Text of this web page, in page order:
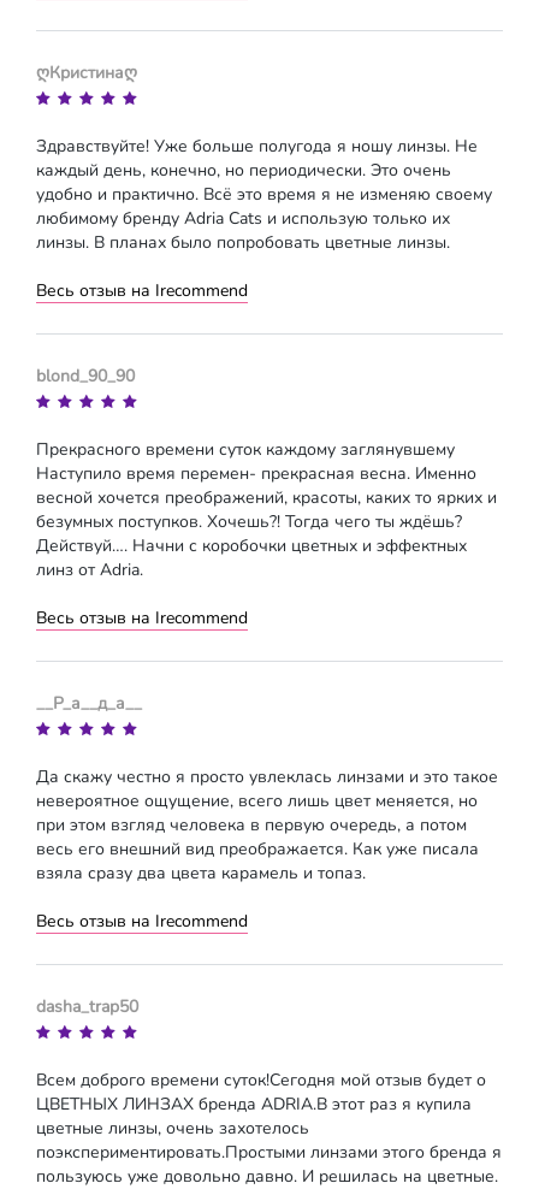
ღКристинаღ
Здравствуйте! Уже больше полугода я ношу линзы. Не
каждый день, конечно, но периодически. Это очень
удобно и практично. Всё это время я не изменяю своему
любимому бренду Adria Cats и использую только их
линзы. В планах было попробовать цветные линзы.
Весь отзыв на Irecommend
blond_90_90
Прекрасного времени суток каждому заглянувшему
Наступило время перемен- прекрасная весна. Именно
весной хочется преображений, красоты, каких то ярких и
безумных поступков. Хочешь?! Тогда чего ты ждёшь?
Действуй…. Начни с коробочки цветных и эффектных
линз от Adria.
Весь отзыв на Irecommend
__Р_а__д_а__
Да скажу честно я просто увлеклась линзами и это такое
невероятное ощущение, всего лишь цвет меняется, но
при этом взгляд человека в первую очередь, а потом
весь его внешний вид преображается. Как уже писала
взяла сразу два цвета карамель и топаз.
Весь отзыв на Irecommend
dasha_trap50
Всем доброго времени суток!Сегодня мой отзыв будет о
ЦВЕТНЫХ ЛИНЗАХ бренда ADRIA.В этот раз я купила
цветные линзы, очень захотелось
поэкспериментировать.Простыми линзами этого бренда я
пользуюсь уже довольно давно. И решилась на цветные.